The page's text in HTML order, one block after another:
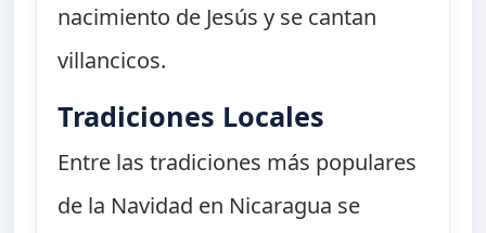
nacimiento de Jesús y se cantan
villancicos.
Tradiciones Locales
Entre las tradiciones más populares
de la Navidad en Nicaragua se